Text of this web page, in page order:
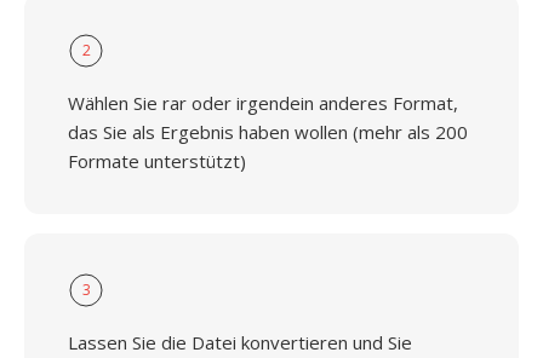
2
Wählen Sie rar oder irgendein anderes Format,
das Sie als Ergebnis haben wollen (mehr als 200
Formate unterstützt)
3
Lassen Sie die Datei konvertieren und Sie